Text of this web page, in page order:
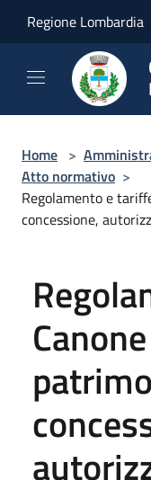
Regione Lombardia
Home >
Atto normativo >
Regolamento e
concessione,